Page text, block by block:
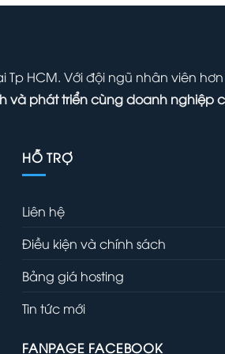
HCM. Với đội ngũ nhân viên
và phát triển cùng doanh nghiệp
HỖ TRỢ
Liên hệ
Điều kiện và chính sách
Bảng giá hosting
Tin tức mới
FANPAGE FACEBOOK